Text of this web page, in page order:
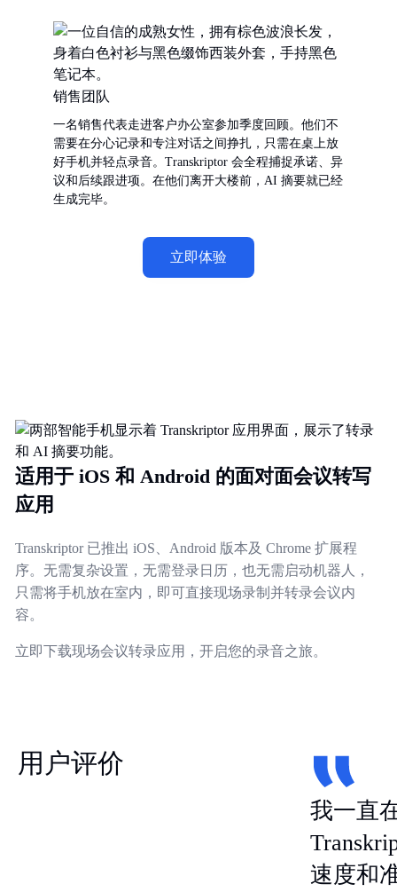
销售团队
一名销售代表走进客户办公室参加季度回顾。他们不
需要在分心记录和专注对话之间挣扎，只需在桌上放
好手机并轻点录音。Transkriptor 会全程捕捉承诺、异
议和后续跟进项。在他们离开大楼前，AI 摘要就已经
生成完毕。
立即体验
适用于 iOS 和 Android 的面对面会议转写
应用
Transkriptor 已推出 iOS、Android 版本及 Chrome 扩展程
序。无需复杂设置，无需登录日历，也无需启动机器人，
只需将手机放在室内，即可直接现场录制并转录会议内
容。​​
立即下载现场会议转录应用，开启您的录音之旅。
用户评价
我一直
速度和